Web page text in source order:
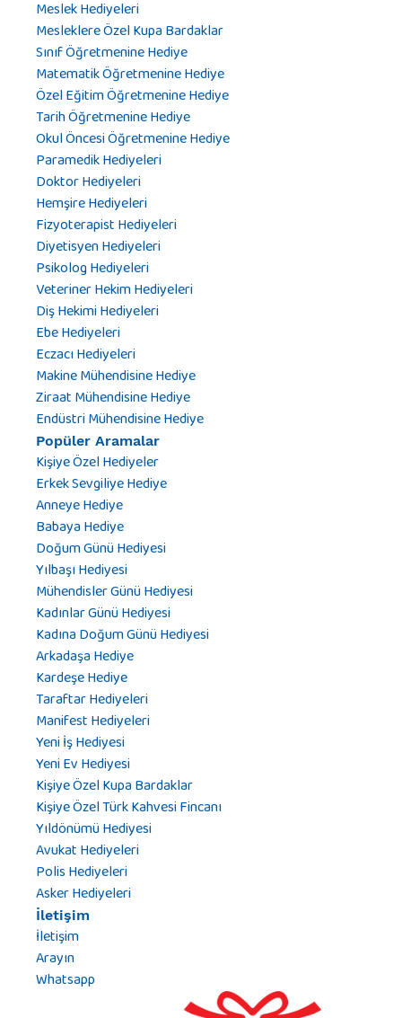
Meslek Hediyeleri
Mesleklere Özel Kupa Bardaklar
Sınıf Öğretmenine Hediye
Matematik Öğretmenine Hediye
Özel Eğitim Öğretmenine Hediye
Tarih Öğretmenine Hediye
Okul Öncesi Öğretmenine Hediye
Paramedik Hediyeleri
Doktor Hediyeleri
Hemşire Hediyeleri
Fizyoterapist Hediyeleri
Diyetisyen Hediyeleri
Psikolog Hediyeleri
Veteriner Hekim Hediyeleri
Diş Hekimi Hediyeleri
Ebe Hediyeleri
Eczacı Hediyeleri
Makine Mühendisine Hediye
Ziraat Mühendisine Hediye
Endüstri Mühendisine Hediye
Popüler Aramalar
Kişiye Özel Hediyeler
Erkek Sevgiliye Hediye
Anneye Hediye
Babaya Hediye
Doğum Günü Hediyesi
Yılbaşı Hediyesi
Mühendisler Günü Hediyesi
Kadınlar Günü Hediyesi
Kadına Doğum Günü Hediyesi
Arkadaşa Hediye
Kardeşe Hediye
Taraftar Hediyeleri
Manifest Hediyeleri
Yeni İş Hediyesi
Yeni Ev Hediyesi
Kişiye Özel Kupa Bardaklar
Kişiye Özel Türk Kahvesi Fincanı
Yıldönümü Hediyesi
Avukat Hediyeleri
Polis Hediyeleri
Asker Hediyeleri
İletişim
İletişim
Arayın
Whatsapp